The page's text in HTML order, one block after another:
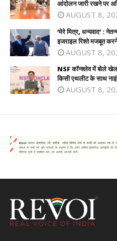
आंदोलन जारी रखने पर
AUGUST 8,
‘मेरे मित्र, धन्यवाद’ :
इजराइल रिश्ते मजबूत
AUGUST 8,
NSF कॉन्क्लेव में बोले खेल
किसी एथलीट के साथ
AUGUST 8,